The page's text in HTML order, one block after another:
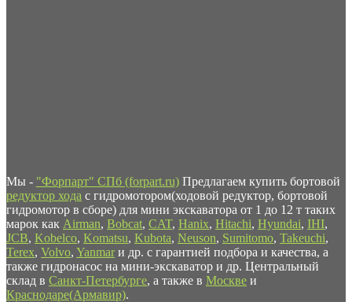
Мы - "Форпарт" СПб (forpart.ru) Предлагаем купить бортовой
редуктор хода с гидромотором(ходовой редуктор, бортовой
гидромотор в сборе) для мини экскаватора от 1 до 12 т таких
марок как Airman, Bobcat, CAT, Hanix, Hitachi, Hyundai, IHI,
JCB, Kobelco, Komatsu, Kubota, Neuson, Sumitomo, Takeuchi,
Terex, Volvo, Yanmar и др. с гарантией подбора и качества, а
также гидронасос на мини-экскаватор и др. Центральный
склад в Санкт-Петербурге, а также в Москве и
Краснодаре(Армавир).